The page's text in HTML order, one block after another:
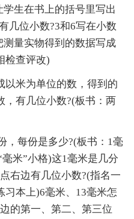
生在书上的括号里写出
几位小数?3和6写在小数
量实物得到的数据写成
检查评改)
以米为单位的数，得到的
，有几位小数?(板书：两
，每份是多少?(板书：1毫
米”小格)这1毫米是几分
右边有几位小数?(指名一
习本上)6毫米、13毫米怎
的第一、第二、第三位